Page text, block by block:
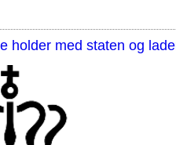
holder med staten og